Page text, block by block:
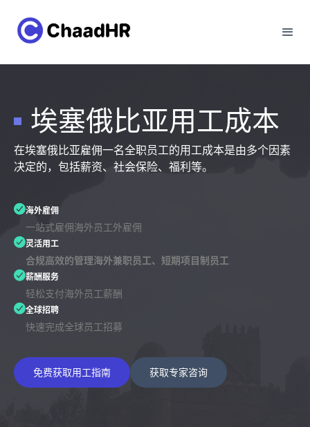
埃塞俄比亚用工成本
在埃塞俄比亚雇佣一名全职员工的用工成本是由多个因素
决定的，包括薪资、社会保险、福利等。
海外雇佣
一站式雇佣海外员工外雇佣
灵活用工
合规高效的管理海外兼职员工、短期项目制员工
薪酬服务
轻松支付海外员工薪酬
全球招聘
快速完成全球员工招募
免费获取用工指南 获取专家咨询